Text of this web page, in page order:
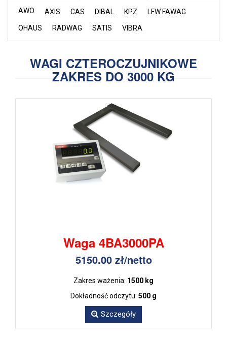
AWO AXIS CAS DIBAL KPZ
LFW FAWAG
OHAUS
RADWAG SATIS VIBRA
WAGI CZTEROCZUJNIKOWE
ZAKRES DO 3000 KG
Waga 4BA3000PA
5150.00 zł/netto
Zakres ważenia: 1500 kg
Dokładność odczytu: 500 g
Szczegóły